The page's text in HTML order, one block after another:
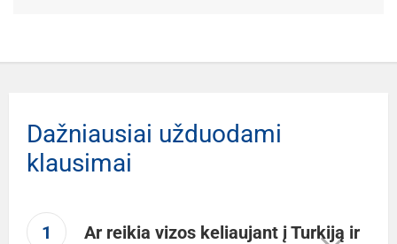
Dažniausiai užduodami
klausimai
1
Ar reikia vizos keliaujant į Turkiją ir